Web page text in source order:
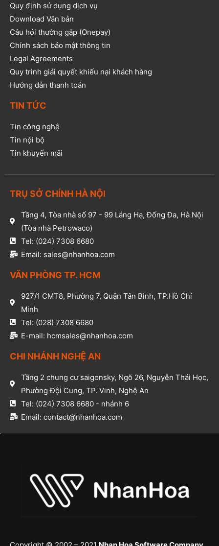
Quy định sử dụng dịch vụ
Download Văn bản
Câu hỏi thường gặp (Onepay)
Chính sách bảo mật thông tin
Legal Agreements
Quy trình giải quyết khiếu nại khách hàng
Hướng dẫn thanh toán
TIN TỨC
Tin công nghệ
Tin nội bộ
Tin khuyến mãi
TRỤ SỞ CHÍNH HÀ NỘI
Tầng 4, Tòa nhà số 97 - 99 Láng Hạ, Đống Đa, Hà Nội
(Tòa nhà Petrowaco)
Tel: (024) 7308 6680
Email: sales@nhanhoa.com
VĂN PHÒNG TP. HCM​
927/1 CMT8, Phường 7, Quận Tân Bình, TP.Hồ Chí
Minh​
Tel: (028) 7308 6680​
E-mail: hcmsales@nhanhoa.com​
CHI NHÁNH NGHỆ AN​
Tầng 2 chung cư saigonsky, Ngõ 26, Nguyễn Thái Học,
Phường Đội Cung, TP. Vinh, Nghệ An​
Tel: (024) 7308 6680 - nhánh 6​
Email: contact@nhanhoa.com​